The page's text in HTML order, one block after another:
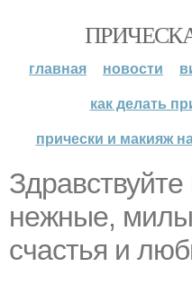
главная новости
как делать
прически и макияж
нежные,
счастья и